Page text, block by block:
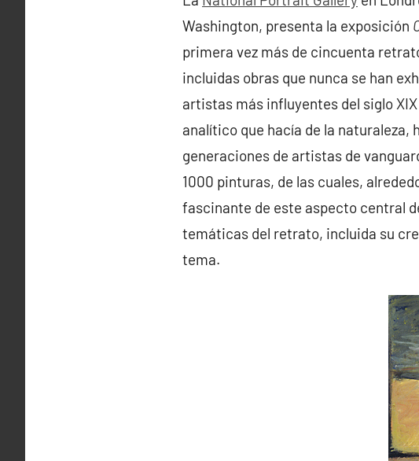
Washington, presenta la exposición
primera vez más de cincuenta
incluidas obras que nunca se han
artistas más influyentes del siglo
analítico que hacía de la naturaleza,
generaciones de artistas de
1000 pinturas, de las cuales,
fascinante de este aspecto central
temáticas del retrato, incluida su
tema.